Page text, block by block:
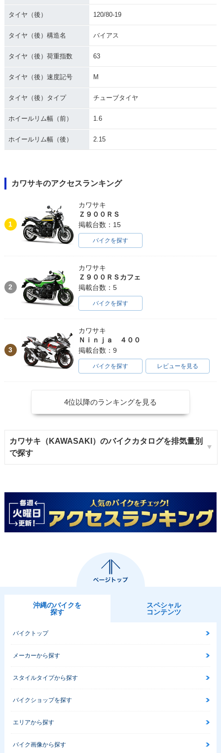
タイヤ（後） 120/80-19
タイヤ（後）構造名 バイアス
タイヤ（後）荷重指数 63
タイヤ（後）速度記号 M
タイヤ（後）タイプ チューブタイヤ
ホイールリム幅（前） 1.6
ホイールリム幅（後） 2.15
カワサキのアクセスランキング
1
カワサキ
Ｚ９００ＲＳ
掲載台数：15
バイクを探す
2
カワサキ
Ｚ９００ＲＳカフェ
掲載台数：5
バイクを探す
3
カワサキ
Ｎｉｎｊａ ４００
掲載台数：9
バイクを探す レビューを見る
4位以降のランキングを見る
カワサキ（KAWASAKI）のバイクカタログを排気量別
で探す
沖縄のバイクを
探す
スペシャル
コンテンツ
バイクトップ
メーカーから探す
スタイルタイプから探す
バイクショップを探す
エリアから探す
バイク画像から探す